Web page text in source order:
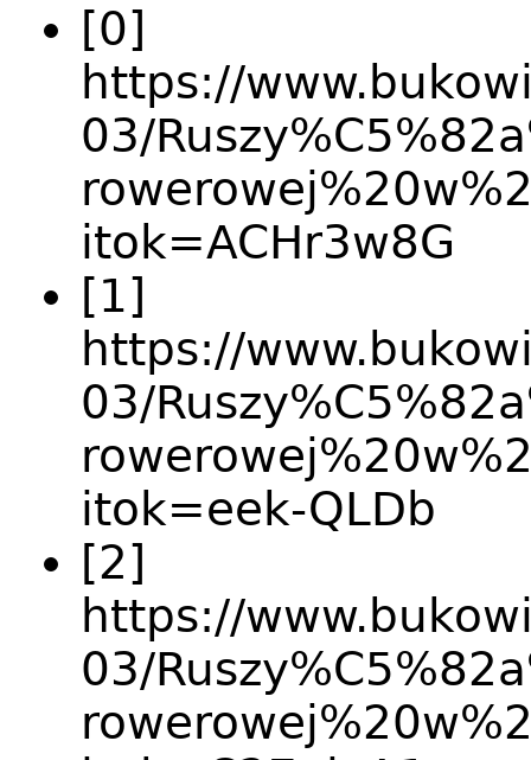
[0]
https://
03/
itok=ACHr3w8G
[1]
https://
03/
itok=eek-QLDb
[2]
https://
03/